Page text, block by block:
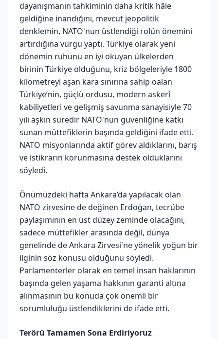
dayanışmanın tahkiminin daha kritik hâle
geldiğine inandığını, mevcut jeopolitik
denklemin, NATO'nun üstlendiği rolün önemini
artırdığına vurgu yaptı. Türkiye olarak yeni
dönemin ruhunu en iyi okuyan ülkelerden
birinin Türkiye olduğunu, kriz bölgeleriyle 1800
kilometreyi aşan kara sınırına sahip oalan
Türkiye’nin, güçlü ordusu, modern askerî
kabiliyetleri ve gelişmiş savunma sanayisiyle 70
yılı aşkın süredir NATO'nun güvenliğine katkı
sunan müttefiklerin başında geldiğini ifade etti.
NATO misyonlarında aktif görev aldıklarını, barış
ve istikrarın korunmasına destek olduklarını
söyledi.
Önümüzdeki hafta Ankara’da yapılacak olan
NATO zirvesine de değinen Erdoğan, tecrübe
paylaşımının en üst düzey zeminde olacağını,
sadece müttefikler arasında değil, dünya
genelinde de Ankara Zirvesi'ne yönelik yoğun bir
ilginin söz konusu olduğunu söyledi.
Parlamenterler olarak en temel insan haklarının
başında gelen yaşama hakkının garanti altına
alınmasının bu konuda çok önemli bir
sorumluluğu üstlendiklerini de ifade etti.
Terörü Tamamen Sona Erdiriyoruz